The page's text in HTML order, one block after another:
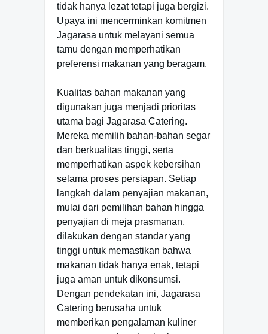
tidak hanya lezat tetapi juga bergizi.
Upaya ini mencerminkan komitmen
Jagarasa untuk melayani semua
tamu dengan memperhatikan
preferensi makanan yang beragam.
Kualitas bahan makanan yang
digunakan juga menjadi prioritas
utama bagi Jagarasa Catering.
Mereka memilih bahan-bahan segar
dan berkualitas tinggi, serta
memperhatikan aspek kebersihan
selama proses persiapan. Setiap
langkah dalam penyajian makanan,
mulai dari pemilihan bahan hingga
penyajian di meja prasmanan,
dilakukan dengan standar yang
tinggi untuk memastikan bahwa
makanan tidak hanya enak, tetapi
juga aman untuk dikonsumsi.
Dengan pendekatan ini, Jagarasa
Catering berusaha untuk
memberikan pengalaman kuliner